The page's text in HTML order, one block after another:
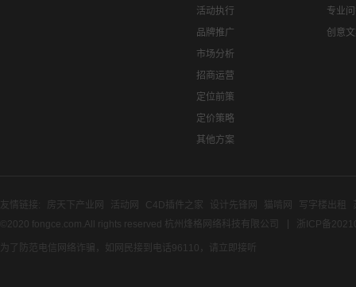
活动执行
品牌推广
市场分析
招商运营
定位前策
定价策略
其他方案
专业
创意
友情链接: 房天下产业网 活动网 C4D插件之家 设计先锋网 猫啃网 写字楼出租
©2020 fongce.com.All rights reserved 杭州烽格网络科技有限公司
浙ICP备
为了防范电信网络诈骗，如网民接到电话96110，请立即接听